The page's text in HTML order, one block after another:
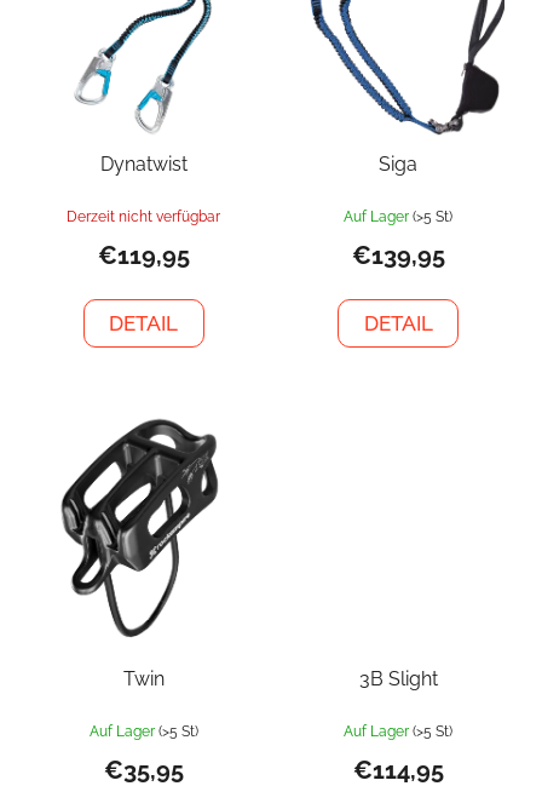
Dynatwist
Derzeit nicht verfügbar
€119,95
DETAIL
Siga
Auf Lager (>5 St)
€139,95
DETAIL
Twin
Auf Lager (>5 St)
€35,95
3B Slight
Auf Lager (>5 St)
€114,95